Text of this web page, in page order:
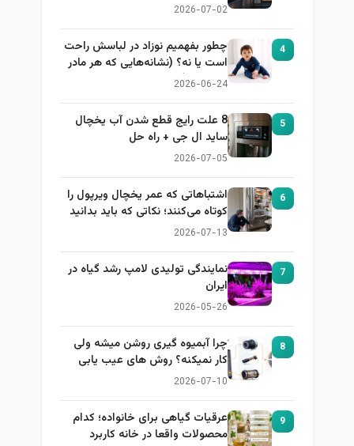
2026-07-02
4
چطور بفهمیم نوزاد در لباسش راحت
است یا نه؟ (نشانه‌هایی که هر مادر
باید بداند)
2026-06-24
5
8 علت رایج قطع شدن آب یخچال
ساید ال جی + راه حل
2026-07-05
6
اشتباهاتی که عمر یخچال ویرپول را
کوتاه می‌کنند؛ نکاتی که باید بدانید
2026-07-13
7
نمایندگی تولیدی لامپ رشد گیاه در
ایران
2026-05-26
8
چرا آبمیوه گیری روشن میشه ولی
کار نمیکنه؟ روش های عیب یابی
2026-07-10
9
عرقیات گیاهی برای خانواده؛ کدام
محصولات واقعا در خانه کاربرد